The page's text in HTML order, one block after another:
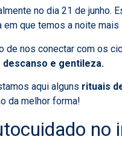
no dia 21 de junho.
que temos a noite mais
de nos conectar com os
descanso e gentileza.
aqui alguns rituais
da melhor forma!
no